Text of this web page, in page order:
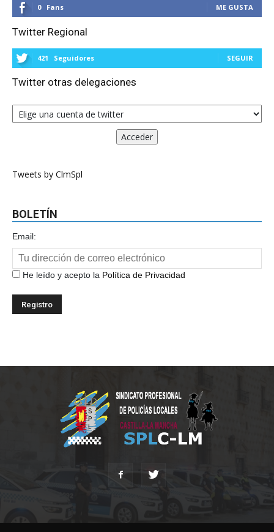
0 Fans ME GUSTA
Twitter Regional
421 Seguidores SEGUIR
Twitter otras delegaciones
Tweets by ClmSpl
BOLETÍN
Email:
He leído y acepto la Política de Privacidad